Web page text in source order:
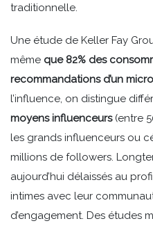
traditionnelle.
Une étude de Keller Fay
même que 82% des
recommandations d’un
l’influence, on distingue
moyens influenceurs(entre
les grands influenceurs ou
millions de followers.
aujourd’hui délaissés au
intimes avec leur
d’engagement. Des études